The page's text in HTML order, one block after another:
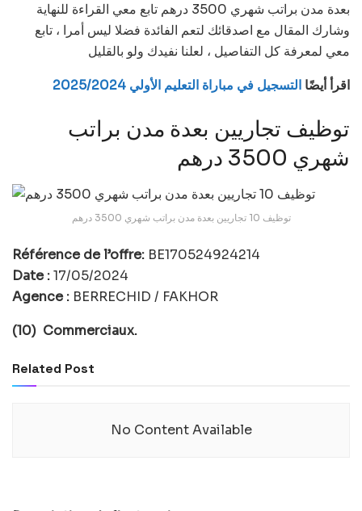
بعدة مدن براتب شهري 3500 درهم تابع معي القراءة للنهاية
وشارك المقال مع اصدقائك لتعم الفائدة فضلا ليس أمرا ، تابع
معي لمعرفة كل التفاصيل ، لعلنا نفيدك ولو بالقليل
اقرأ أيضًا التسجيل في مباراة التعليم الأولي 2025/2024
توظيف تجاريين بعدة مدن براتب
شهري 3500 درهم
توظيف 10 تجاريين بعدة مدن براتب شهري 3500 درهم
Référence de l’offre: BE170524924214
Date :17/05/2024
Agence : BERRECHID / FAKHOR
(10) Commerciaux.
Related Post
No Content Available